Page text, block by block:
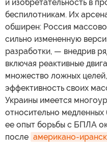
и изобретательность в
беспилотникам. Их
обширен: Россия
сильно измененную
разработки, — внедрив
включая реактивные
множество ложных
эффективность своих
Украины имеется
относительно медленных
ее опыт борьбы с БПЛА
после американо-